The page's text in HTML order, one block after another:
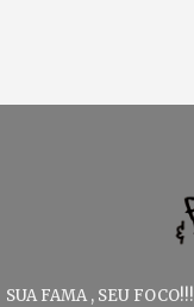
SUA FAMA , SEU FOCO!!!